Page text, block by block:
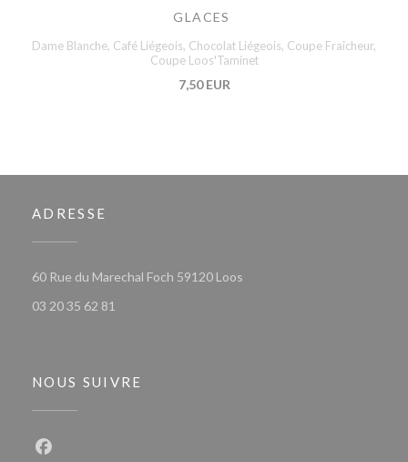
GLACES
Dame Blanche, Café Liégeois, Chocolat Liégeois, Coupe Fraîcheur,
Coupe Loos'Taminet
7,50 EUR
ADRESSE
60 Rue du Marechal Foch 59120 Loos
03 20 35 62 81
NOUS SUIVRE